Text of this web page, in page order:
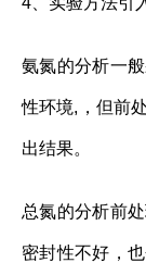
氨氮的分析一
性环境,，但前
出结果。
总氮的分析前
密封性不好，